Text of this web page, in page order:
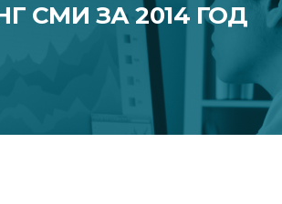
СМИ ЗА 2014 ГОД